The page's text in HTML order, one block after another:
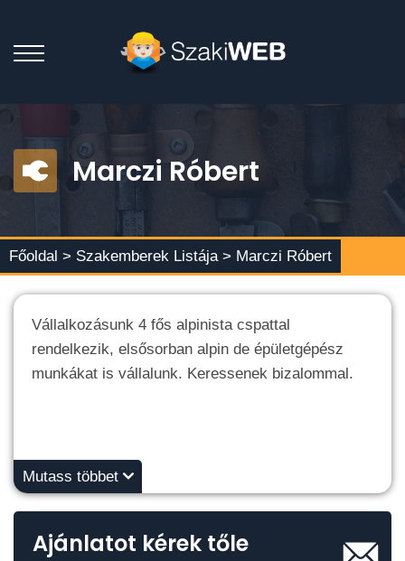
Marczi Róbert
Főoldal > Szakemberek Listája > Marczi Róbert
Vállalkozásunk 4 fős alpinista cspattal
rendelkezik, elsősorban alpin de épületgépész
munkákat is vállalunk. Keressenek bizalommal.
Mutass többet
Ajánlatot kérek tőle